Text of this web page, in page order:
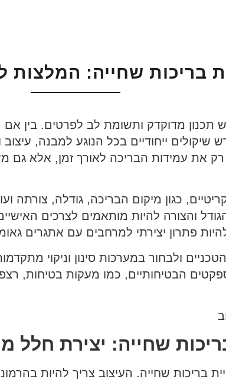
בריכות שחייה: המלצות
תכנון מדוקדק ותשומת לב לפרטים. בין
שיקולים ייחודיים בכל הנוגע למבנה,
רק את עמידות הבריכה לאורך זמן, אלא גם
כגון מיקום הבריכה, גודלה, צורתה
והצורה להיות מותאמים לצרכים
פתרון יצירתי למרחבים עם אתגרים
ולבחור במערכות סינון וניקוי
הבטיחותיים, כמו מעקות בטיחות,
שחייה: יצירת חלל
בריכות שחייה. העיצוב צריך להיות